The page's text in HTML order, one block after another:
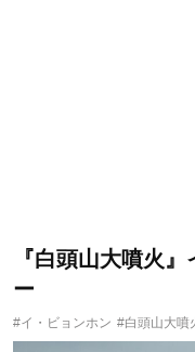
『白頭山大噴火
ー
#イ・ビョンホン #白頭山大噴